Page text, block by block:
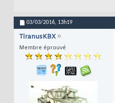
03/03/2016, 13h19
TiranusKBX
Membre éprouvé